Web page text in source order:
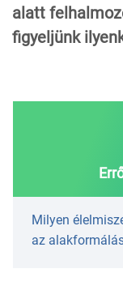
alatt
figyeljünk
Milyen
az